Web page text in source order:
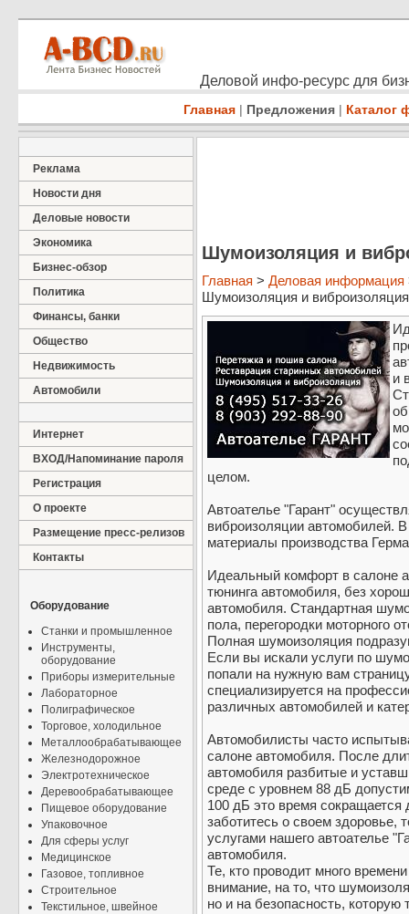
Деловой инфо-ресурс для
Главная | Предложения | Каталог
Реклама
Новости дня
Деловые новости
Экономика
Бизнес-обзор
Политика
Финансы, банки
Общество
Недвижимость
Автомобили
Интернет
ВХОД/Напоминание пароля
Регистрация
О проекте
Размещение пресс-релизов
Контакты
Оборудование
Станки и промышленное
Инструменты,
оборудование
Приборы измерительные
Лабораторное
Полиграфическое
Торговое, холодильное
Металлообрабатывающее
Железнодорожное
Электротехническое
Деревообрабатывающее
Пищевое оборудование
Упаковочное
Для сферы услуг
Медицинское
Газовое, топливное
Строительное
Текстильное, швейное
Шумоизоляция и
Главная > Деловая информация
Шумоизоляция и
и
целом.
Автоателье "Гарант"
виброизоляции автомобилей.
материалы производства
Идеальный комфорт в салоне
тюнинга автомобиля, без
автомобиля. Стандартная
пола, перегородки моторного
Полная шумоизоляция
Если вы искали услуги по
попали на нужную вам
специализируется на
различных автомобилей и
Автомобилисты часто
салоне автомобиля. После
автомобиля разбитые и
среде с уровнем 88 дБ
100 дБ это время
заботитесь о своем здоровье,
услугами нашего автоателье
автомобиля.
Те, кто проводит много
внимание, на то, что
но и на безопасность, которую